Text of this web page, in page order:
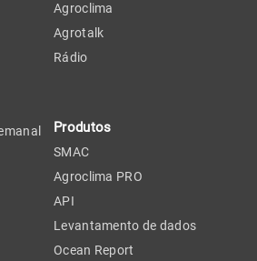
Agroclima
Agrotalk
Rádio
Produtos
SMAC
Agroclima PRO
API
Levantamento de dados
Ocean Report